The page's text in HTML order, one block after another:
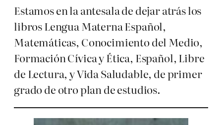
Estamos en la antesala de dejar atrás los
libros Lengua Materna Español,
Matemáticas, Conocimiento del Medio,
Formación Cívica y Ética, Español, Libre
de Lectura, y Vida Saludable, de primer
grado de otro plan de estudios.